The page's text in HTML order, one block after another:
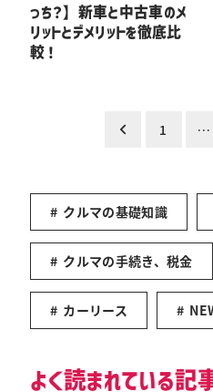
っち？】新車と中古車のメ
リットとデメリットを徹底比
較！
の
ー
ジ
送
1 …
クルマの基礎知識
クルマの手続き、税金
カーリース
よく読まれている記